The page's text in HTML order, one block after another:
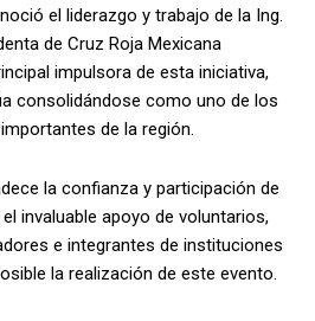
el liderazgo y trabajo de la Ing.
de Cruz Roja Mexicana
impulsora de esta iniciativa,
consolidándose como uno de los
de la región.
la confianza y participación de
invaluable apoyo de voluntarios,
e integrantes de instituciones
la realización de este evento.